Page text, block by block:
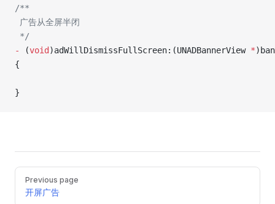
/**
广告从全屏半闭
*/
-
(void )adWillDismissFullScreen:(UNADBannerView *
{
}
Pager
Previous page
开屏广告